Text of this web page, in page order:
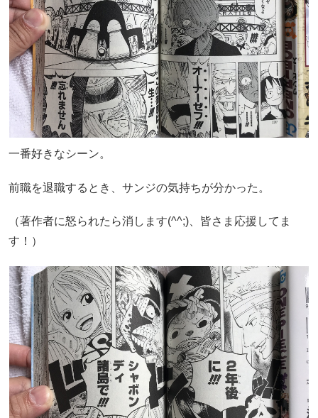
一番好きなシーン。
前職を退職するとき、サンジの気持ちが分かった。
（著作者に怒られたら消します(^^;)、皆さま応援してま
す！）